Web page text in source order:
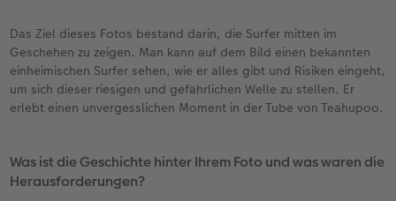
Das Ziel dieses Fotos bestand darin, die Surfer mitten im
Geschehen zu zeigen. Man kann auf dem Bild einen bekannten
einheimischen Surfer sehen, wie er alles gibt und Risiken eingeht,
um sich dieser riesigen und gefährlichen Welle zu stellen. Er
erlebt einen unvergesslichen Moment in der Tube von Teahupoo.
Was ist die Geschichte hinter Ihrem Foto und was waren die
Herausforderungen?